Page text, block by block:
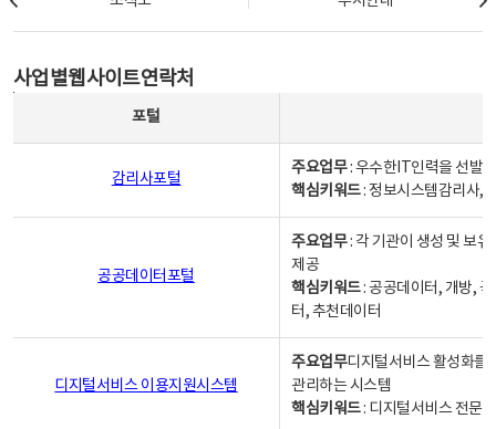
사업별웹사이트연락처
포털
감리사포털
주요업무: 우수한IT인력을 선발
핵심키워드: 정보시스템감리사,
공공데이터포털
주요업무: 각 기관이 생성 및 보
제공
핵심키워드: 공공데이터, 개방,
터, 추천데이터
디지털서비스 이용지원시스템
주요업무디지털서비스 활성화를
관리하는 시스템
핵심키워드: 디지털서비스 전문